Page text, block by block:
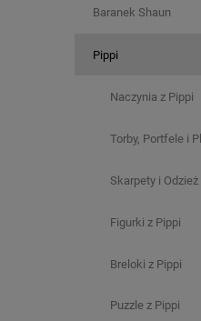
Baranek Shaun
Pippi
Naczynia z Pippi
Torby, Portfele i
Skarpety i Odzież
Figurki z Pippi
Breloki z Pippi
Puzzle z Pippi